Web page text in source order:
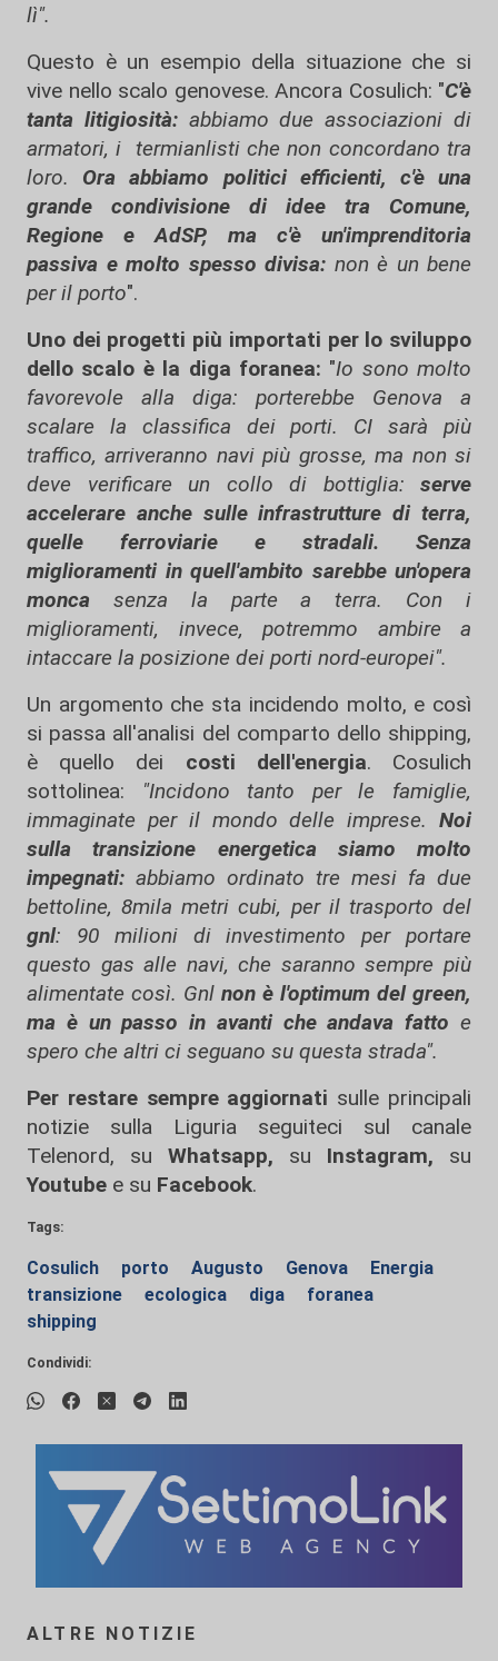
lì".
Questo è un esempio della situazione che si
vive nello scalo genovese. Ancora Cosulich: "C'è
tanta litigiosità:abbiamo due associazioni di
armatori, i termianlisti che non concordano tra
loro. Ora abbiamo politici efficienti, c'è una
grande condivisione di idee tra Comune,
Regione e AdSP, ma c'è un'imprenditoria
passiva e molto spesso divisa: non è un bene
per il porto".
Uno dei progetti più importati per lo sviluppo
dello scalo è la diga foranea: "Io sono molto
favorevole alla diga: porterebbe Genova a
scalare la classifica dei porti. CI sarà più
traffico, arriveranno navi più grosse, ma non si
deve verificare un collo di bottiglia: serve
accelerare anche sulle infrastrutture di terra,
quelle ferroviarie e stradali. Senza
miglioramenti in quell'ambito sarebbe un'opera
monca senza la parte a terra. Con i
miglioramenti, invece, potremmo ambire a
intaccare la posizione dei porti nord-europei".
Un argomento che sta incidendo molto, e così
si passa all'analisi del comparto dello shipping,
è quello dei costi dell'energia. Cosulich
sottolinea:
"Incidono tanto per le famiglie,
immaginate per il mondo delle imprese. Noi
sulla transizione energetica siamo molto
impegnati: abbiamo ordinato tre mesi fa due
bettoline, 8mila metri cubi, per il trasporto del
gnl: 90 milioni di investimento per portare
questo gas alle navi, che saranno sempre più
alimentate così. Gnl non è l'optimum del green,
ma è un passo in avanti che andava fatto e
spero che altri ci seguano su questa strada".
Per restare sempre aggiornati sulle principali
notizie sulla Liguria seguiteci sul canale
Telenord, su
Whatsapp, su Instagram, su
Youtube e su Facebook.
Tags:
Cosulich porto Augusto Genova
Energia
transizione
ecologica diga
foranea
shipping
Condividi:
ALTRE NOTIZIE